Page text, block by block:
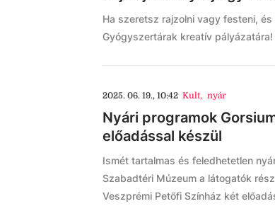
Ha szeretsz rajzolni vagy festeni,
Gyógyszertárak kreatív pályázatára!
2025. 06. 19., 10:42 Kult, nyár
Nyári programok
előadással készül
Ismét tartalmas és feledhetetlen
Szabadtéri Múzeum a látogatók
Veszprémi Petőfi Színház két